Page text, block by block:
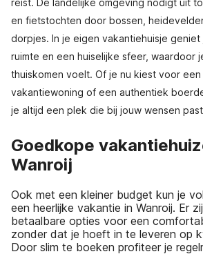
reist. De landelijke omgeving nodigt uit
en fietstochten door bossen,
dorpjes. In je eigen vakantiehuisje geniet
ruimte en een huiselijke sfeer, waardoor
thuiskomen voelt. Of je nu kiest voor
vakantiewoning of een authentiek
je altijd een plek die bij jouw wensen
Goedkope
Wanroij
Ook met een kleiner budget kun je
een heerlijke vakantie in Wanroij. Er
betaalbare opties voor een
zonder dat je hoeft in te leveren op
Door slim te boeken profiteer je